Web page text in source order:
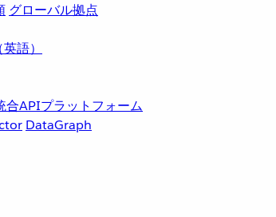
グローバル拠点
語）
合APIプラットフォーム
DataGraph